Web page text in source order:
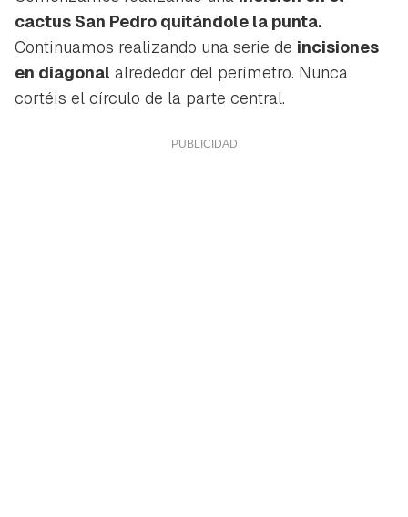
iniciar sesión con tu cuenta de Hogarmanía.
INICIAR SESIÓN CANCELAR
cactus San Pedro quitándole la punta.
Continuamos realizando una serie de incisiones
en diagonal alrededor del perímetro. Nunca
cortéis el círculo de la parte central.
ACEPTAR